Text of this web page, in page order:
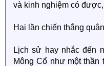
và kinh nghiệm có
Hai lần chiến thắng
Lịch sử hay nhắc đến
Mông Cổ như một